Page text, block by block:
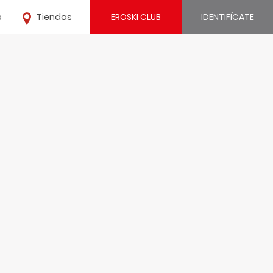
Tiendas EROSKI CLUB IDENTIFÍCATE